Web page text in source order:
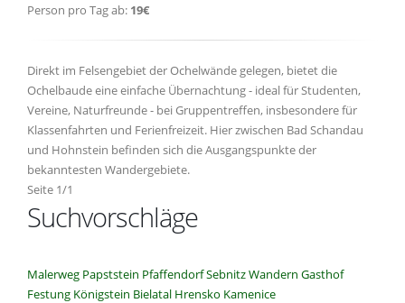
Person pro Tag ab: 19€
Direkt im Felsengebiet der Ochelwände gelegen, bietet die
Ochelbaude eine einfache Übernachtung - ideal für Studenten,
Vereine, Naturfreunde - bei Gruppentreffen, insbesondere für
Klassenfahrten und Ferienfreizeit. Hier zwischen Bad Schandau
und Hohnstein befinden sich die Ausgangspunkte der
bekanntesten Wandergebiete.
Seite 1/1
Suchvorschläge
Malerweg Papststein PfaffendorfSebnitzWandern Gasthof
Festung Königstein Bielatal Hrensko Kamenice